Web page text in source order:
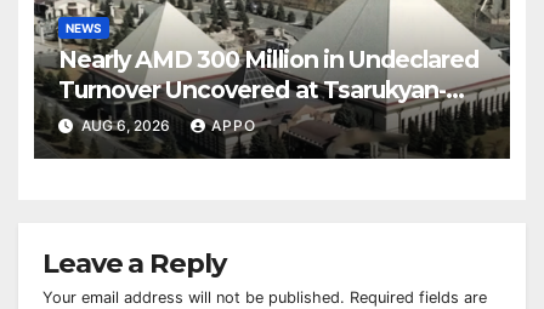
NEWS
Nearly AMD 300 Million in Undeclared
Turnover Uncovered at Tsarukyan-
Owned Entertainment Center
AUG 6, 2026 APPO
Leave a Reply
Your email address will not be published. Required fields are